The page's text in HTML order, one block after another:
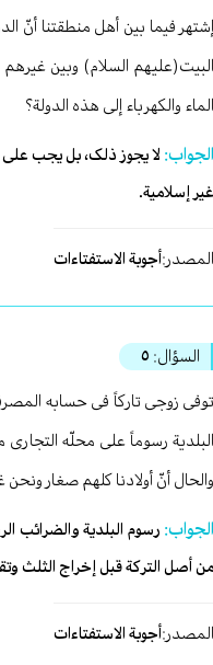
فیما بین أهل منطقتنا أنّ
السلام) وبین غیرهم
والکهرباء إلی هذه الدولة؟
لا یجوز ذلک، بل یجب علی
إسلامیة.
أجوبة الاستفتاءات
السؤال: ٥
زوجی تارکاً فی حسابه
رسوماً علی محلّه التجاری
أنّ أولادنا کلهم صغار
رسوم البلدیة والضرائب
أصل الترکة قبل إخراج الثلث
أجوبة الاستفتاءات